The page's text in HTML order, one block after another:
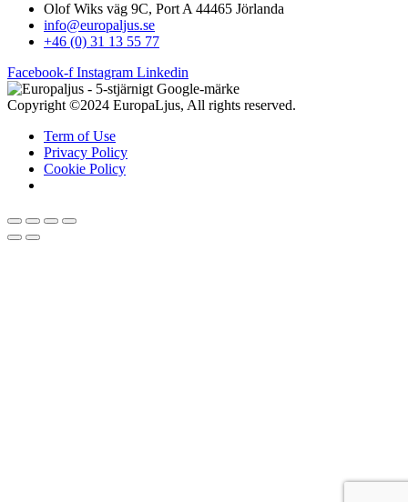
Olof Wiks väg 9C, Port A 44465 Jörlanda
info@europaljus.se
+46 (0) 31 13 55 77
Facebook-f Instagram Linkedin
Copyright ©2024 EuropaLjus, All rights reserved.
Term of Use
Privacy Policy
Cookie Policy